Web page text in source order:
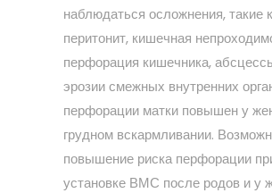
наблюдаться осложнения, такие
перитонит, кишечная
перфорация кишечника,
эрозии смежных внутренних
перфорации матки повышен у
грудном вскармливании.
повышение риска перфорации
установке ВМС после родов и у